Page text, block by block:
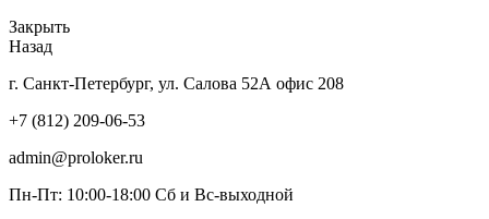
Закрыть
Назад
г. Санкт-Петербург, ул. Салова 52А офис 208
+7 (812) 209-06-53
admin@proloker.ru
Пн-Пт: 10:00-18:00 Сб и Вс-выходной